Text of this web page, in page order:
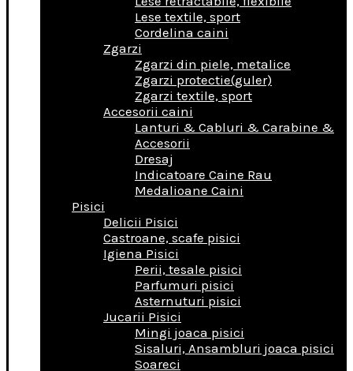
Lese textile, sport
Cordelina caini
Zgarzi
Zgarzi din piele, metalice
Zgarzi protectie(guler)
Zgarzi textile, sport
Accesorii caini
Lanturi & Cabluri & Carabine &
Accesorii
Dresaj
Indicatoare Caine Rau
Medalioane Caini
Pisici
Delicii Pisici
Castroane, scafe pisici
Igiena Pisici
Perii, tesale pisici
Parfumuri pisici
Asternuturi pisici
Jucarii Pisici
Mingi joaca pisici
Sisaluri, Ansambluri joaca pisici
Soareci